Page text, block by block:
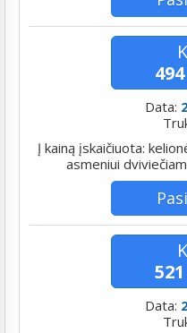
Data:
Į kainą įskaičiuota:
asmeniui
Data: